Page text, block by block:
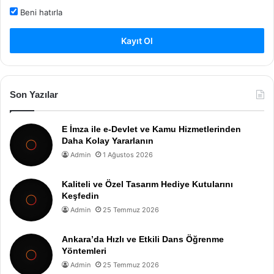
Beni hatırla
Kayıt Ol
Son Yazılar
E İmza ile e-Devlet ve Kamu Hizmetlerinden
Daha Kolay Yararlanın
Admin 1 Ağustos 2026
Kaliteli ve Özel Tasarım Hediye Kutularını
Keşfedin
Admin 25 Temmuz 2026
Ankara’da Hızlı ve Etkili Dans Öğrenme
Yöntemleri
Admin 25 Temmuz 2026